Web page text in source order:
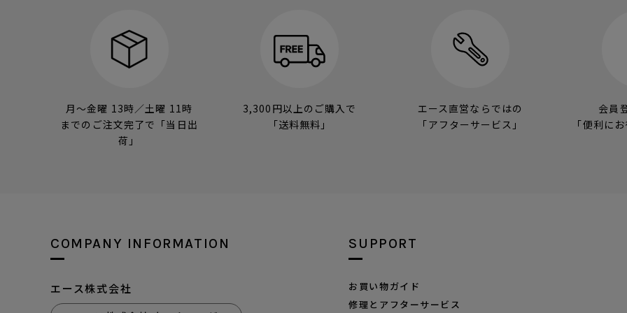
月～金曜 13時／土曜 11時
までのご注文完了で「当日出
荷」
3,300円以上のご購入で
「送料無料」
エース直営ならではの
「アフターサービス」
会員
「便利に
COMPANY INFORMATION
エース株式会社
SUPPORT
お買い物ガイド
修理とアフターサービス